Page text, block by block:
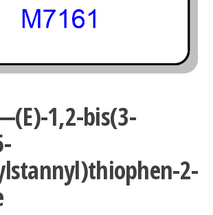
1,2-bis(3-
2-